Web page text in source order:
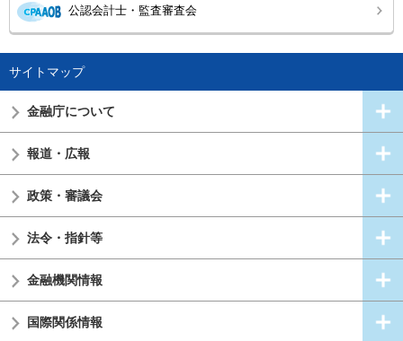
公認会計士・監査審査会
サイトマップ
金融庁について
報道・広報
政策・審議会
法令・指針等
金融機関情報
国際関係情報